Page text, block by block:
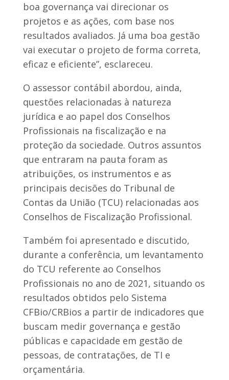
boa governança vai direcionar os
projetos e as ações, com base nos
resultados avaliados. Já uma boa gestão
vai executar o projeto de forma correta,
eficaz e eficiente”, esclareceu.
O assessor contábil abordou, ainda,
questões relacionadas à natureza
jurídica e ao papel dos Conselhos
Profissionais na fiscalização e na
proteção da sociedade. Outros assuntos
que entraram na pauta foram as
atribuições, os instrumentos e as
principais decisões do Tribunal de
Contas da União (TCU) relacionadas aos
Conselhos de Fiscalização Profissional.
Também foi apresentado e discutido,
durante a conferência, um levantamento
do TCU referente ao Conselhos
Profissionais no ano de 2021, situando os
resultados obtidos pelo Sistema
CFBio/CRBios a partir de indicadores que
buscam medir governança e gestão
públicas e capacidade em gestão de
pessoas, de contratações, de TI e
orçamentária.